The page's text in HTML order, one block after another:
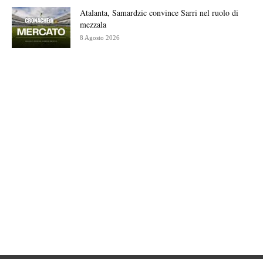
Atalanta, Samardzic convince Sarri nel ruolo di
mezzala
8 Agosto 2026